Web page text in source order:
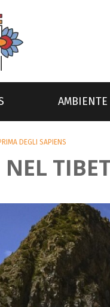
AMBIENTE
DEGLI SAPIENS